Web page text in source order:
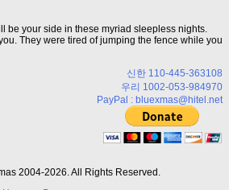
be your side in these myriad sleepless nights.
They were tired of jumping the fence while you
신한 110-445-363108
우리 1002-053-984970
PayPal : bluexmas@hitel.net
2004-2026. All Rights Reserved.